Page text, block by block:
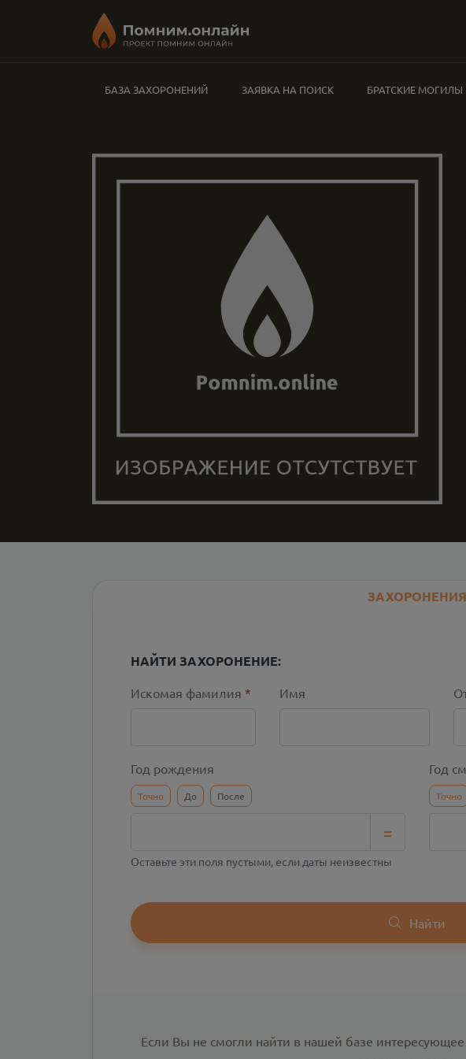
БАЗА ЗАХОРОНЕНИЙ ЗАЯВКА НА ПОИСК БРАТСКИЕ МОГИЛЫ
ЗАХОРОНЕНИЯ
НАЙТИ ЗАХОРОНЕНИЕ:
Искомая фамилия * Имя
Год рождения
Точно До После
=
Год
Точно
Оставьте эти поля пустыми, если даты неизвестны
Найти
Если Вы не смогли найти в нашей базе